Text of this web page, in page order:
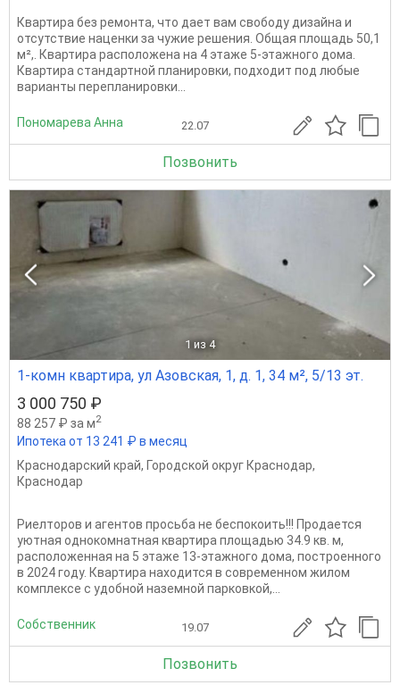
Квартира без ремонта, что дает вам свободу дизайна и
отсутствие наценки за чужие решения. Общая площадь 50,1
м²,. Квартира расположена на 4 этаже 5‑этажного дома.
Квартира стандартной планировки, подходит под любые
варианты перепланировки...
Пономарева Анна 22.07
Позвонить
1 из 4
1-комн квартира, ул Азовская, 1, д. 1, 34 м², 5/13 эт.
3 000 750 ₽
88 257 ₽ за м2
Ипотека от 13 241 ₽ в месяц
Краснодарский край, Городской округ Краснодар,
Краснодар
Риелторов и агентов просьба не беспокоить!!! Продается
уютная однокомнатная квартира площадью 34.9 кв. м,
расположенная на 5 этаже 13-этажного дома, построенного
в 2024 году. Квартира находится в современном жилом
комплексе с удобной наземной парковкой,...
Собственник 19.07
Позвонить